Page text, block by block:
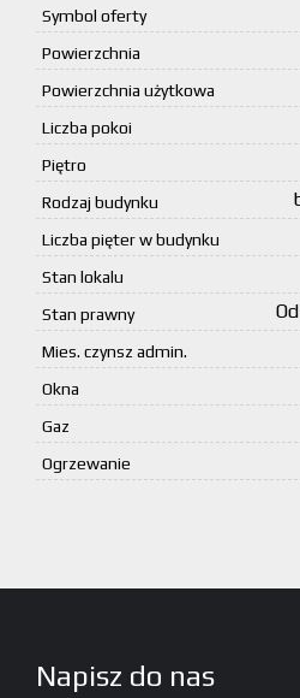
Symbol oferty
Powierzchnia
Powierzchnia użytkowa
Liczba pokoi
Piętro
Rodzaj budynku
Liczba pięter w budynku
Stan lokalu
Stan prawny
Mies. czynsz admin.
Okna
Gaz
Ogrzewanie
Napisz do nas